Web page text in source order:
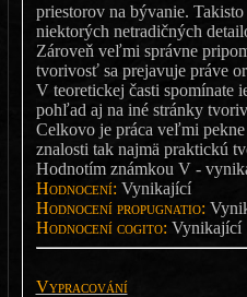
priestorov na bývanie.
niektorých netradičných
Zároveň veľmi správne
tvorivosť sa prejavuje práve
V teoretickej časti spomínate
pohľad aj na iné stránky
Celkovo je práca veľmi
znalosti tak najmä praktickú
Hodnotím známkou V -
Hodnocení: Vynikající
Hodnocení propugnatio:
Hodnocení cogito: Vynikající
Vypracování